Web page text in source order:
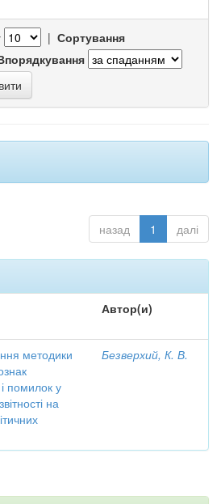
| Сортування
назад 1 далі
Автор(и)
методики
помилок у
на
Безверхий, К. В.